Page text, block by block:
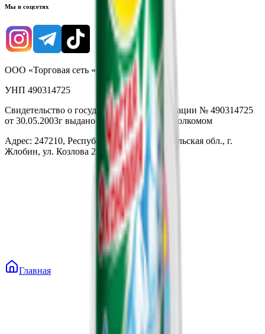
Мы в соцсетях
ООО «Торговая сеть «Продмир»
УНП 490314725
Свидетельство о государственной регистрации № 490314725
от 30.05.2003г выдано Гомельским облисполкомом
Адрес: 247210, Республика Беларусь, Гомельская обл., г.
Жлобин, ул. Козлова 2-А
Главная